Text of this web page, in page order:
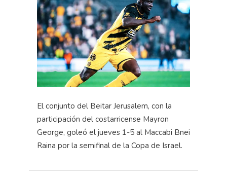
El conjunto del Beitar Jerusalem, con la
participación del costarricense Mayron
George, goleó el jueves 1-5 al Maccabi Bnei
Raina por la semifinal de la Copa de Israel.